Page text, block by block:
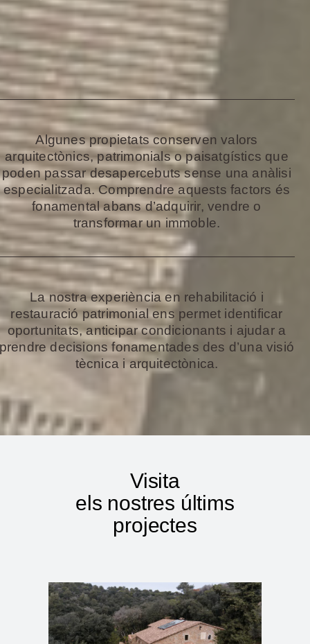
Algunes propietats conserven valors
arquitectònics, patrimonials o paisatgístics que
poden passar desapercebuts sense una anàlisi
especialitzada. Comprendre aquests factors és
fonamental abans d’adquirir, vendre o
transformar un immoble.
La nostra experiència en rehabilitació i
restauració patrimonial ens permet identificar
oportunitats, anticipar condicionants i ajudar a
decisions fonamentades des d’una visió
tècnica i arquitectònica.
Visita
els nostres últims
projectes